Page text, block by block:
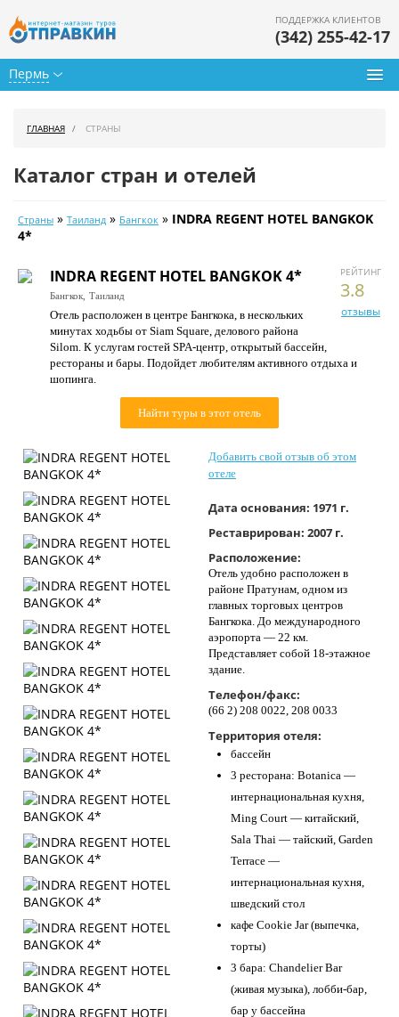
Пермь
ПОДДЕРЖКА КЛИЕНТОВ
(342) 255-42-17
Календарь туров
Цены дня
Страны
Как купить
О нас
ГЛАВНАЯ СТРАНЫ
Каталог стран и отелей
Страны » Таиланд » Бангкок » INDRA REGENT HOTEL BANGKOK
4*
РЕЙТИНГ
3.8
отзывы
INDRA REGENT HOTEL BANGKOK 4*
Бангкок, Таиланд
Отель расположен в центре Бангкока, в нескольких
минутах ходьбы от Siam Square, делового района
Silom. К услугам гостей SPA-центр, открытый бассейн,
рестораны и бары. Подойдет любителям активного отдыха и
шопинга.
Найти туры в этот отель
Добавить свой отзыв об этом
отеле
Дата основания: 1971 г.
Реставрирован: 2007 г.
Расположение:
Отель удобно расположен в
районе Пратунам, одном из
главных торговых центров
Бангкока. До международного
аэропорта — 22 км.
Представляет собой 18-этажное
здание.
Телефон/факс:
(66 2) 208 0022, 208 0033
Территория отеля:
бассейн
3 ресторана: Botanica —
интернациональная кухня,
Ming Court — китайский,
Sala Thai — тайский, Garden
Terrace —
интернациональная кухня,
шведский стол
кафе Cookie Jar (выпечка,
торты)
3 бара: Chandelier Bar
(живая музыка), лобби-бар,
бар у бассейна